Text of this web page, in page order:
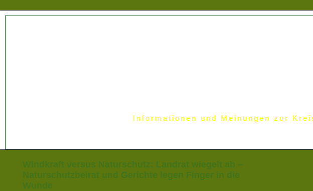
Informationen und Meinungen zur
Windkraft versus Naturschutz: Landrat wiegelt ab –
Naturschutzbeirat und Gerichte legen Finger in die
Wunde